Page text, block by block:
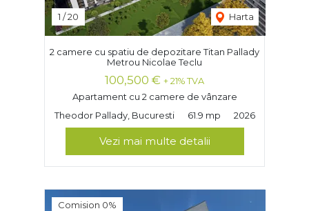
1 /20 Harta
2 camere cu spatiu de depozitare Titan Pallady
Metrou Nicolae Teclu
100,500 € + 21% TVA
Apartament cu 2 camere de vânzare
Theodor Pallady, Bucuresti
61.9 mp 2026
Vezi mai multe detalii
Comision 0%